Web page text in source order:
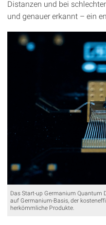
Distanzen und bei
und genauer erkannt – ein
Das Start-up Germanium Quantum
auf Germanium-Basis, der
herkömmliche Produkte.